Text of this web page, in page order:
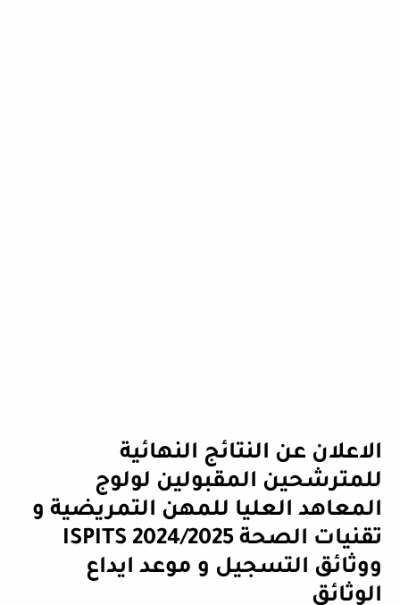
الاعلان عن النتائج النهائية
للمترشحين المقبولين لولوج
المعاهد العليا للمهن التمريضية و
تقنيات الصحة ISPITS 2024/2025
ووثائق التسجيل و موعد ايداع
الوثائق